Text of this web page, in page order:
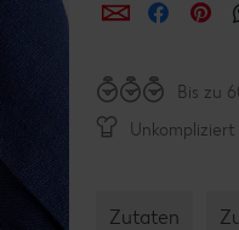
per E-Mail
per
Bis zu
Unkompliziert
Zutaten